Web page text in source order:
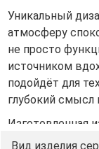
Уникальный
атмосферу
не просто
источником
подойдёт для
глубокий смысл
Изготовленная
Serenity ZIPPO
Вид изделия